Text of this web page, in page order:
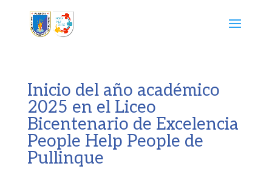
Inicio del año académico
2025 en el Liceo
Bicentenario de Excelencia
People Help People de
Pullinque